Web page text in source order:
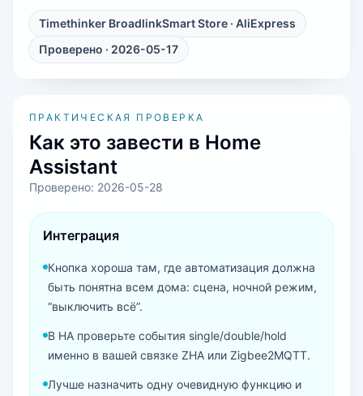
Timethinker BroadlinkSmart Store · AliExpress
Проверено · 2026-05-17
ПРАКТИЧЕСКАЯ ПРОВЕРКА
Как это завести в Home
Assistant
Проверено: 2026-05-28
Интеграция
Кнопка хороша там, где автоматизация должна
быть понятна всем дома: сцена, ночной режим,
“выключить всё”.
В HA проверьте события single/double/hold
именно в вашей связке ZHA или Zigbee2MQTT.
Лучше назначить одну очевидную функцию и